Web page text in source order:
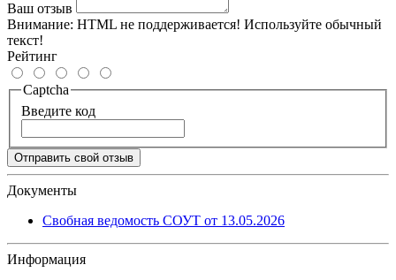
Ваш отзыв
Внимание: HTML не поддерживается! Используйте обычный
текст!
Рейтинг
Captcha
Введите код
Отправить свой отзыв
Документы
Свобная ведомость СОУТ от 13.05.2026
Информация